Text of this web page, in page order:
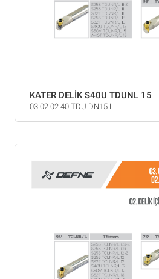
KATER DELİK S40U TDUNL 15
03.02.02.40.TDU.DN15.L